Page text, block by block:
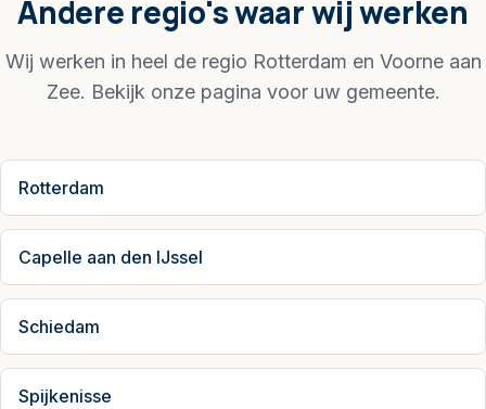
Andere regio's waar wij werken
Wij werken in heel de regio Rotterdam en Voorne aan
Zee. Bekijk onze pagina voor uw gemeente.
Rotterdam
Capelle aan den IJssel
Schiedam
Spijkenisse